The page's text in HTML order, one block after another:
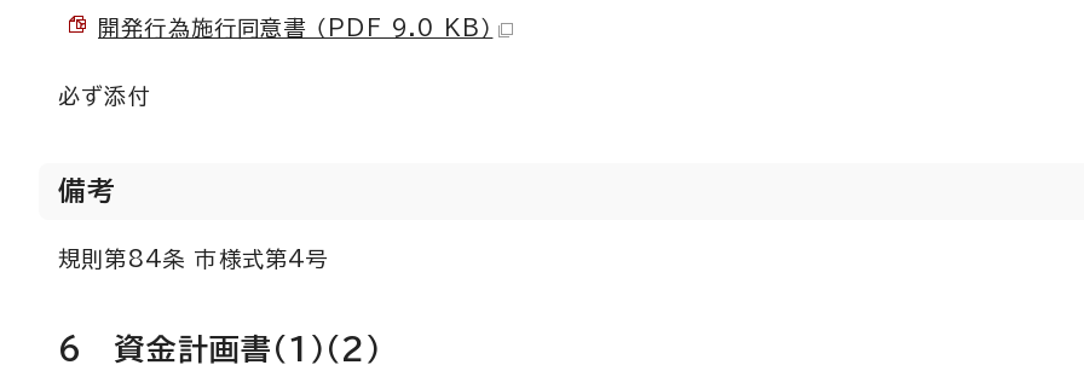
開発行為施行同意書 （PDF 9.0 KB）
必ず添付
備考
規則第84条 市様式第4号
6 資金計画書（1）（2）